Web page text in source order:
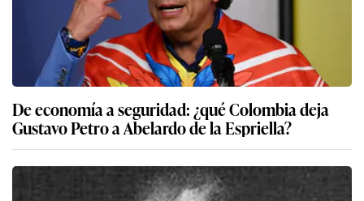
De economía a seguridad: ¿qué Colombia deja
Gustavo Petro a Abelardo de la Espriella?